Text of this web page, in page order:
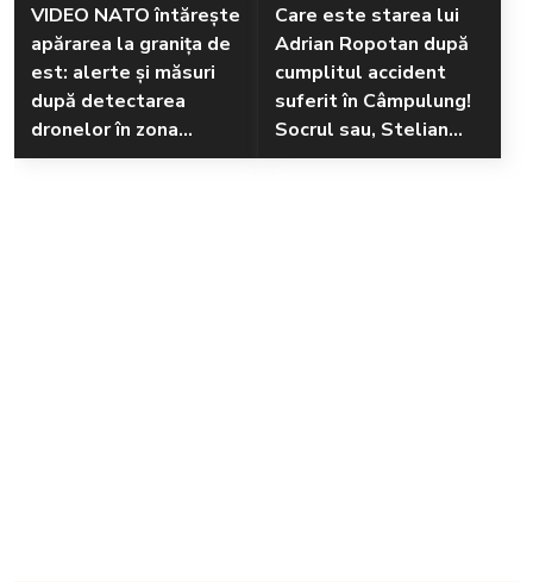
VIDEO NATO întărește
apărarea la granița de
est: alerte și măsuri
după detectarea
dronelor în zona
Tulcea
Care este starea lui
Adrian Ropotan după
cumplitul accident
suferit în Câmpulung!
Socrul sau, Stelian
Ogică a făcut